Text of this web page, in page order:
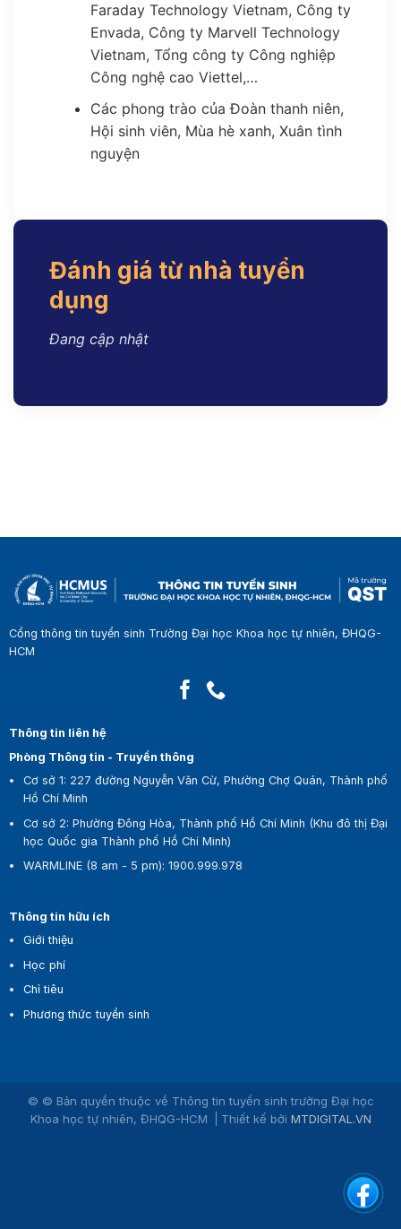
Faraday Technology Vietnam, Công ty
Envada, Công ty Marvell Technology
Vietnam, Tổng công ty Công nghiệp
Công nghệ cao Viettel,…
Các phong trào của Đoàn thanh niên,
Hội sinh viên, Mùa hè xanh, Xuân tình
nguyện
Đánh giá từ nhà tuyển
dụng
Đang cập nhật
Cổng thông tin tuyển sinh Trường Đại học Khoa học tự nhiên, ĐHQG-
HCM
Thông tin liên hệ
Phòng Thông tin - Truyền thông
Cơ sở 1: 227 đường Nguyễn Văn Cừ, Phường Chợ Quán, Thành phố
Hồ Chí Minh
Cơ sở 2: Phường Đông Hòa, Thành phố Hồ Chí Minh (Khu đô thị Đại
học Quốc gia Thành phố Hồ Chí Minh)
WARMLINE (8 am - 5 pm):1900.999.978
Thông tin hữu ích
Giới thiệu
Học phí
Chỉ tiêu
Phương thức tuyển sinh
© © Bản quyền thuộc về Thông tin tuyển sinh trường Đại học
Khoa học tự nhiên, ĐHQG-HCM
Thiết kế bởi MTDIGITAL.VN